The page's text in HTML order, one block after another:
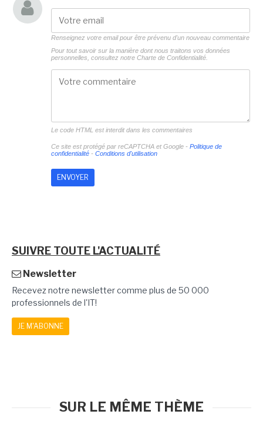
Renseignez votre email pour être prévenu d'un nouveau commentaire
Pour tout savoir sur la manière dont nous traitons vos données
personnelles, consultez notre Charte de Confidentialité.
Le code HTML est interdit dans les commentaires
Ce site est protégé par reCAPTCHA et Google - Politique de
confidentialité- Conditions d'utilisation
SUIVRE TOUTE L'ACTUALITÉ
Newsletter
Recevez notre newsletter comme plus de 50 000
professionnels de l'IT!
JE M'ABONNE
SUR LE MÊME THÈME